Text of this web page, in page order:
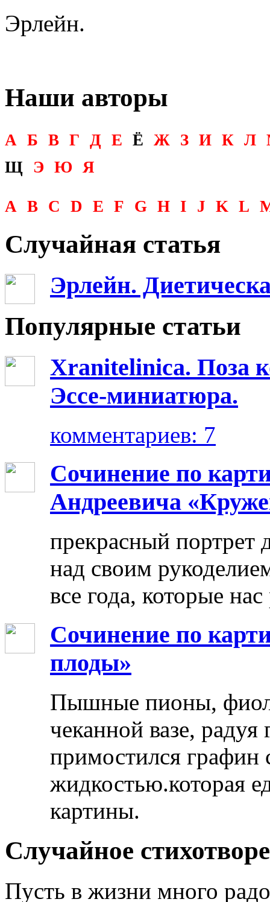
Эрлейн.
Наши авторы
А Б В Г Д Е Ё Ж З И К Л
Щ Э Ю Я
A B C D E F G H I J K L
Случайная статья
Эрлейн.
Популярные статьи
Xranitelinica. Поза
Эссе-миниатюра.
комментариев: 7
Сочинение по
Андреевича
прекрасный портрет
над своим
все года, которые
Сочинение по
плоды»
Пышные пионы,
чеканной вазе,
примостился графин
жидкостью.которая
картины.
Случайное
Пусть в жизни много